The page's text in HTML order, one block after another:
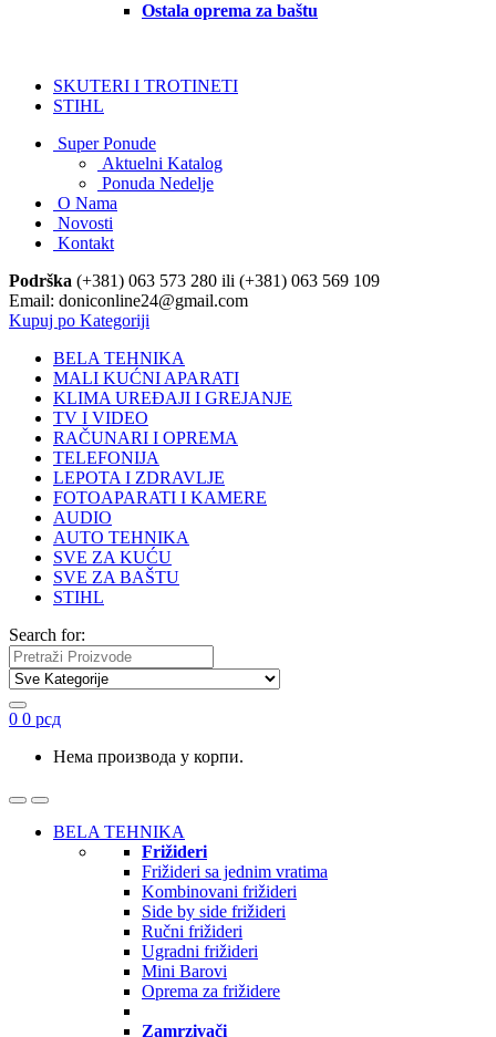
Ostala oprema za baštu
SKUTERI I TROTINETI
STIHL
Super Ponude
Aktuelni Katalog
Ponuda Nedelje
O Nama
Novosti
Kontakt
Podrška (+381) 063 573 280 ili (+381) 063 569 109
Email: doniconline24@gmail.com
Kupuj po Kategoriji
BELA TEHNIKA
MALI KUĆNI APARATI
KLIMA UREĐAJI I GREJANJE
TV I VIDEO
RAČUNARI I OPREMA
TELEFONIJA
LEPOTA I ZDRAVLJE
FOTOAPARATI I KAMERE
AUDIO
AUTO TEHNIKA
SVE ZA KUĆU
SVE ZA BAŠTU
STIHL
Search for:
0 0 рсд
Нема производа у корпи.
BELA TEHNIKA
Frižideri
Frižideri sa jednim vratima
Kombinovani frižideri
Side by side frižideri
Ručni frižideri
Ugradni frižideri
Mini Barovi
Oprema za frižidere
Zamrzivači